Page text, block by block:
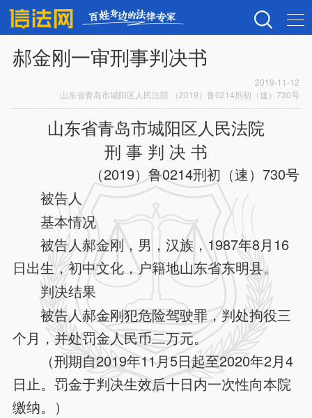
郝金刚一审刑事判决书
2019-11-12
山东省青岛市城阳区人民法院 （2019）鲁0214刑初（速）730号
山东省青岛市城阳区人民法院
刑 事 判 决 书
（2019）鲁0214刑初（速）730号
被告人
基本情况
被告人郝金刚，男，汉族，1987年8月16
日出生，初中文化，户籍地山东省东明县。
判决结果
被告人郝金刚犯危险驾驶罪，判处拘役三
个月，并处罚金人民币二万元。
（刑期自2019年11月5日起至2020年2月4
日止。罚金于判决生效后十日内一次性向本院
缴纳。）